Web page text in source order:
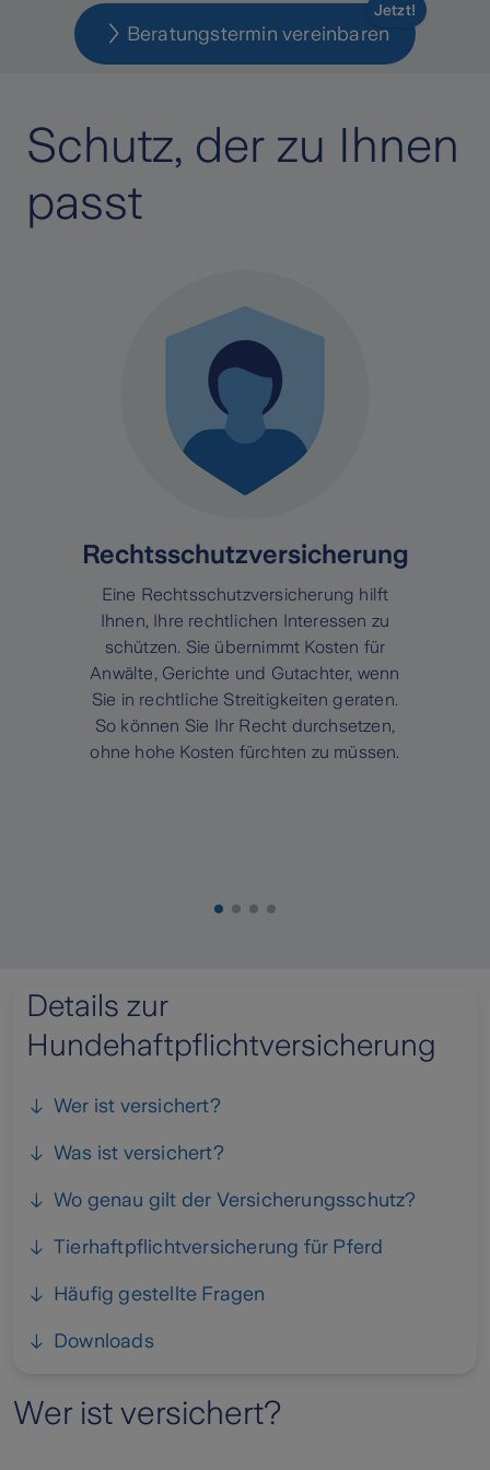
Beratungstermin vereinbaren
Jetzt!
Schutz, der zu Ihnen
passt
Rechtsschutzversicherung
Eine Rechtsschutzversicherung hilft
Ihnen, Ihre rechtlichen Interessen zu
schützen. Sie übernimmt Kosten für
Anwälte, Gerichte und Gutachter, wenn
Sie in rechtliche Streitigkeiten geraten.
So können Sie Ihr Recht durchsetzen,
ohne hohe Kosten fürchten zu müssen.
Details zur
Hundehaftpflichtversicherung
Wer ist versichert?
Was ist versichert?
Wo genau gilt der Versicherungsschutz?
Tierhaftpflichtversicherung für Pferd
Häufig gestellte Fragen
Downloads
Wer ist versichert?